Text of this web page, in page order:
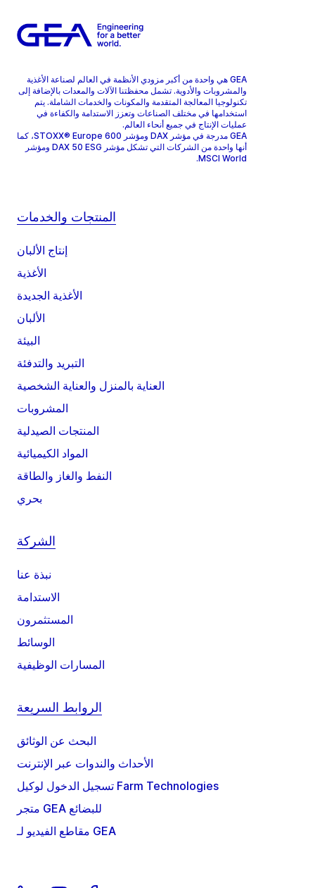
GEA هي واحدة من أكبر مزودي الأنظمة في العالم لصناعة الأغذية
والمشروبات والأدوية. تشمل محفظتنا الآلات والمعدات بالإضافة إلى
تكنولوجيا المعالجة المتقدمة والمكونات والخدمات الشاملة. يتم
استخدامها في مختلف الصناعات وتعزز الاستدامة والكفاءة في
عمليات الإنتاج في جميع أنحاء العالم.
GEA مدرجة في مؤشر DAX ومؤشر STOXX® Europe 600، كما
أنها واحدة من الشركات التي تشكل مؤشر DAX 50 ESG ومؤشر
MSCI World.
المنتجات والخدمات
إنتاج الألبان
الأغذية
الأغذية الجديدة
الألبان
البيئة
التبريد والتدفئة
العناية بالمنزل والعناية الشخصية
المشروبات
المنتجات الصيدلية
المواد الكيميائية
النفط والغاز والطاقة
بحري
الشركة
نبذة عنا
الاستدامة
المستثمرون
الوسائط
المسارات الوظيفية
الروابط السريعة
البحث عن الوثائق
الأحداث والندوات عبر الإنترنت
تسجيل الدخول لوكيل Farm Technologies
متجر GEA للبضائع
مقاطع الفيديو لـ GEA